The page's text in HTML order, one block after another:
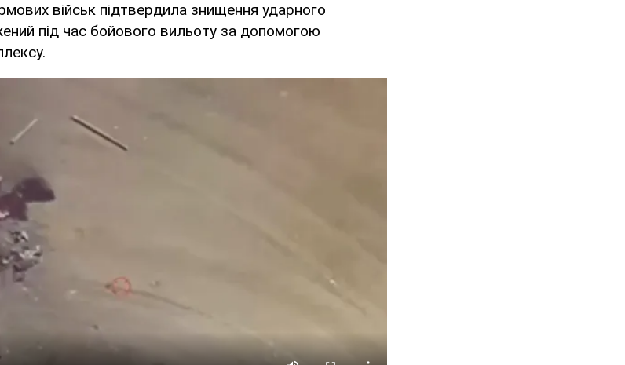
військ підтвердила знищення ударного
під час бойового вильоту за допомогою